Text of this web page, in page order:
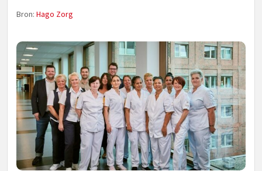
Bron: Hago Zorg